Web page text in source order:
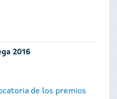
2016
de los premios